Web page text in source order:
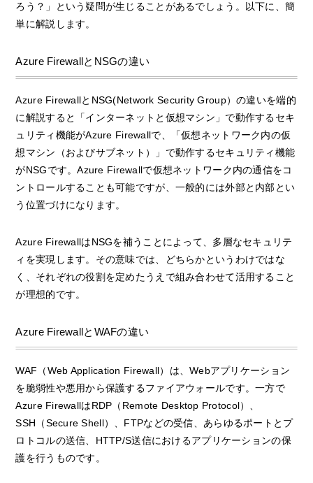
ろう？」という疑問が生じることがあるでしょう。以下に、簡
単に解説します。
Azure FirewallとNSGの違い
Azure FirewallとNSG(Network Security Group）の違いを端的
に解説すると「インターネットと仮想マシン」で動作するセキ
ュリティ機能がAzure Firewallで、「仮想ネットワーク内の仮
想マシン（およびサブネット）」で動作するセキュリティ機能
がNSGです。Azure Firewallで仮想ネットワーク内の通信をコ
ントロールすることも可能ですが、一般的には外部と内部とい
う位置づけになります。
Azure FirewallはNSGを補うことによって、多層なセキュリテ
ィを実現します。その意味では、どちらかというわけではな
く、それぞれの役割を定めたうえで組み合わせて活用すること
が理想的です。
Azure FirewallとWAFの違い
WAF（Web Application Firewall）は、Webアプリケーション
を脆弱性や悪用から保護するファイアウォールです。一方で
Azure FirewallはRDP（Remote Desktop Protocol）、
SSH（Secure Shell）、FTPなどの受信、あらゆるポートとプ
ロトコルの送信、HTTP/S送信におけるアプリケーションの保
護を行うものです。